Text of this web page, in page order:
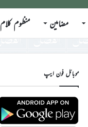
مضامین منظوم کلام
موبائل فون ایپ